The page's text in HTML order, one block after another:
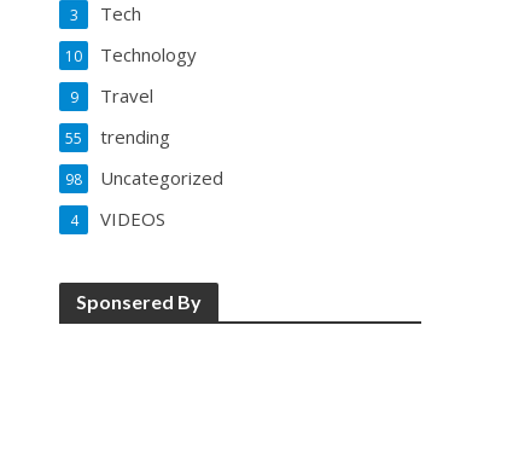
Tech
3
Technology
10
Travel
9
trending
55
Uncategorized
98
VIDEOS
4
Sponsered By